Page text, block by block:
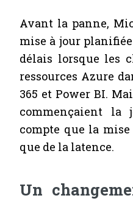
Avant la panne,
mise à jour
délais lorsque les
ressources Azure
365 et Power BI.
commençaient la
compte que la
que de la latence.
Un